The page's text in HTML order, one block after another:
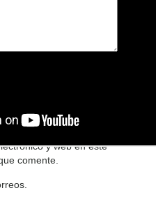
y web en este
comente.